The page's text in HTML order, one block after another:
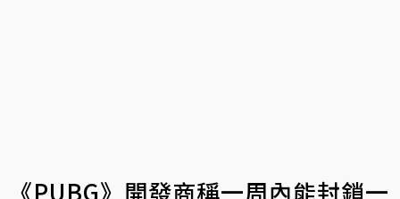
《PUBG》開發商稱一周內能封鎖一